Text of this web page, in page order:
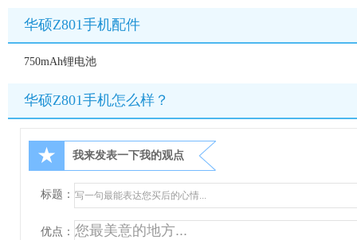
华硕Z801手机配件
750mAh锂电池
华硕Z801手机怎么样？
★ 我来发表一下我的观点
标题：
优点：